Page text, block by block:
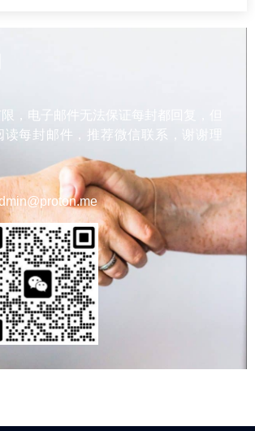
，电子邮件无法保证每封都回复，但
每封邮件，推荐微信联系，谢谢理